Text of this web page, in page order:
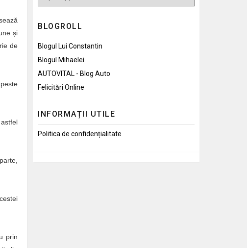
și
de
prin
BLOGROLL
Blogul Lui Constantin
Blogul Mihaelei
AUTOVITAL - Blog Auto
Felicitări Online
INFORMAȚII UTILE
Politica de confidențialitate